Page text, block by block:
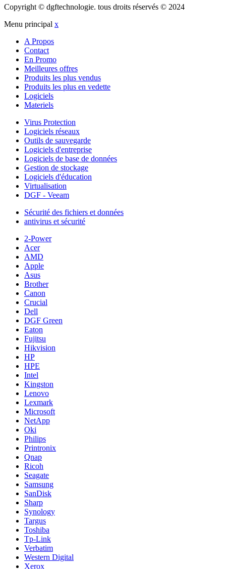
Copyright © dgftechnologie. tous droits réservés © 2024
Menu principal x
A Propos
Contact
En Promo
Meilleures offres
Produits les plus vendus
Produits les plus en vedette
Logiciels
Materiels
Virus Protection
Logiciels réseaux
Outils de sauvegarde
Logiciels d'entreprise
Logiciels de base de données
Gestion de stockage
Logiciels d'éducation
Virtualisation
DGF - Veeam
Sécurité des fichiers et données
antivirus et sécurité
2-Power
Acer
AMD
Apple
Asus
Brother
Canon
Crucial
Dell
DGF Green
Eaton
Fujitsu
Hikvision
HP
HPE
Intel
Kingston
Lenovo
Lexmark
Microsoft
NetApp
Oki
Philips
Printronix
Qnap
Ricoh
Seagate
Samsung
SanDisk
Sharp
Synology
Targus
Toshiba
Tp-Link
Verbatim
Western Digital
Xerox